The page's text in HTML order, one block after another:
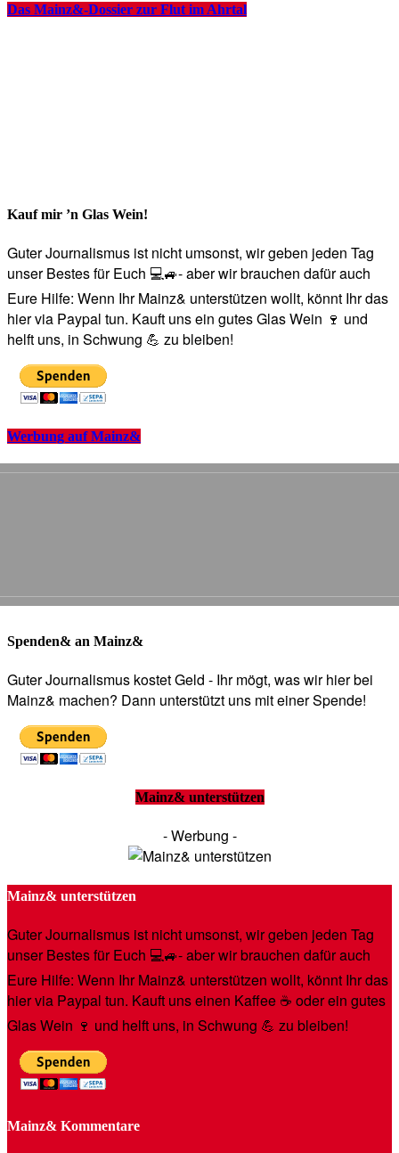
Das Mainz&-Dossier zur Flut im Ahrtal
Kauf mir ’n Glas Wein!
Guter Journalismus ist nicht umsonst, wir geben jeden Tag
unser Bestes für Euch 💻🚙- aber wir brauchen dafür auch
Eure Hilfe: Wenn Ihr Mainz& unterstützen wollt, könnt Ihr das
hier via Paypal tun. Kauft uns ein gutes Glas Wein 🍷 und
helft uns, in Schwung 💪 zu bleiben!
Werbung auf Mainz&
Spenden& an Mainz&
Guter Journalismus kostet Geld - Ihr mögt, was wir hier bei
Mainz& machen? Dann unterstützt uns mit einer Spende!
Mainz& unterstützen
- Werbung -
Mainz& unterstützen
Guter Journalismus ist nicht umsonst, wir geben jeden Tag
unser Bestes für Euch 💻🚙- aber wir brauchen dafür auch
Eure Hilfe: Wenn Ihr Mainz& unterstützen wollt, könnt Ihr das
hier via Paypal tun. Kauft uns einen Kaffee ☕️ oder ein gutes
Glas Wein 🍷 und helft uns, in Schwung 💪 zu bleiben!
Mainz& Kommentare